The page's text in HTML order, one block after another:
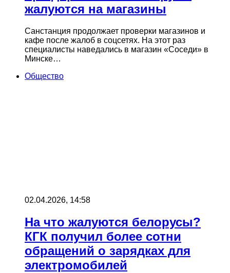
жалуются на магазины
Санстанция продолжает проверки магазинов и
кафе после жалоб в соцсетях. На этот раз
специалисты наведались в магазин «Соседи» в
Минске…
Общество
02.04.2026, 14:58
На что жалуются белорусы?
КГК получил более сотни
обращений о зарядках для
электромобилей